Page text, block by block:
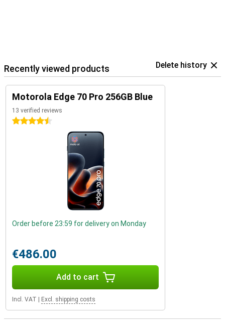
Recently viewed products Delete history
Motorola Edge 70 Pro 256GB Blue
13 verified reviews
4.5 stars
Order before 23:59 for delivery on Monday
€486.00
Add to cart
Incl. VAT Excl. shipping costs